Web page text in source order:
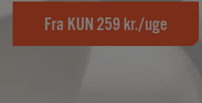
Fra KUN 259 kr./uge